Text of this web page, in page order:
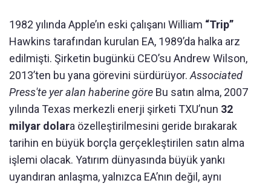
1982 yılında Apple’ın eski çalışanı William “Trip”
Hawkins tarafından kurulan EA, 1989’da halka arz
edilmişti. Şirketin bugünkü CEO’su Andrew Wilson,
2013’ten bu yana görevini sürdürüyor. Associated
Press'te yer alan haberine göre Bu satın alma, 2007
yılında Texas merkezli enerji şirketi TXU’nun 32
milyar dolara özelleştirilmesini geride bırakarak
tarihin en büyük borçla gerçekleştirilen satın alma
işlemi olacak. Yatırım dünyasında büyük yankı
uyandıran anlaşma, yalnızca EA’nın değil, aynı